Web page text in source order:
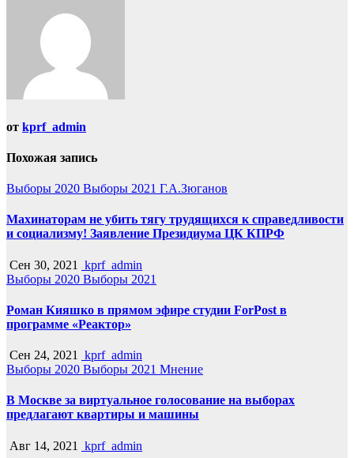
от kprf_admin
Похожая запись
Выборы 2020 Выборы 2021 Г.А.Зюганов
Махинаторам не убить тягу трудящихся к справедливости
и социализму! Заявление Президиума ЦК КПРФ
Сен 30, 2021
kprf_admin
Выборы 2020 Выборы 2021
Роман Кияшко в прямом эфире студии ForPost в
программе «Реактор»
Сен 24, 2021
kprf_admin
Выборы 2020 Выборы 2021 Мнение
В Москве за виртуальное голосование на выборах
предлагают квартиры и машины
Авг 14, 2021
kprf_admin